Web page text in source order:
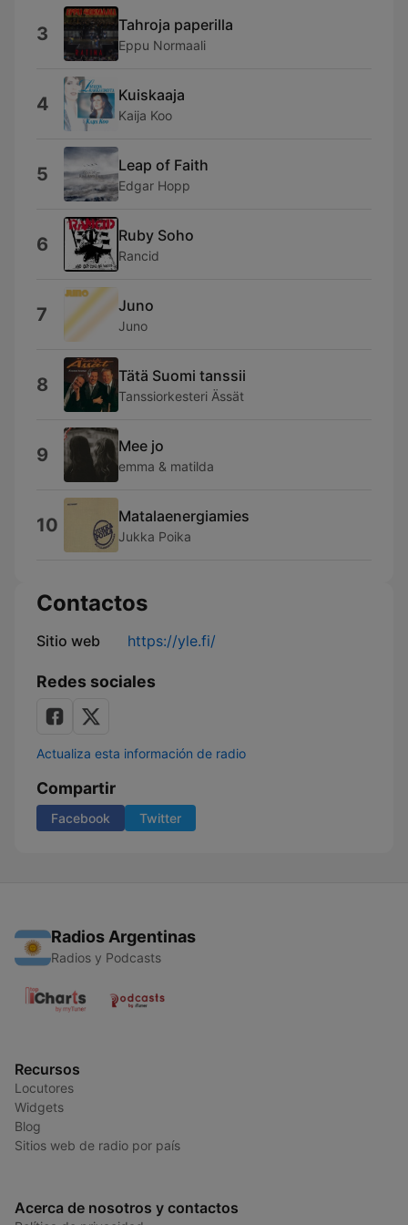
3 Tahroja paperilla
Eppu Normaali
4 Kuiskaaja
Kaija Koo
5 Leap of Faith
Edgar Hopp
6 Ruby Soho
Rancid
7 Juno
Juno
8 Tätä Suomi tanssii
Tanssiorkesteri Ässät
9 Mee jo
emma & matilda
10 Matalaenergiamies
Jukka Poika
Contactos
Sitio web https://yle.fi/
Redes sociales
Actualiza esta información de radio
Compartir
Facebook Twitter
Radios Argentinas
Radios y Podcasts
Recursos
Locutores
Widgets
Blog
Sitios web de radio por país
Acerca de nosotros y contactos